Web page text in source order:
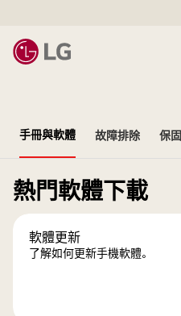
手冊與軟體 故障排除 保固
熱門軟體下載
軟體更新
了解如何更新手機軟體。